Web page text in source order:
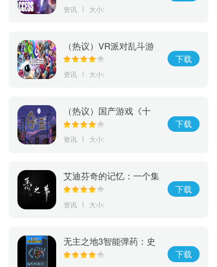
资讯 大小:
（热议）VR派对乱斗游
戏《永恒对决》将于6/7
PICO4和SteamVR登场
资讯 大小:
下载
（热议）国产游戏《十
五》发布预告片，将于5
资讯 大小:
下载
艾迪芬奇的记忆：一个集
冒险、推理、惊险于一身
战！
资讯 大小:
下载
无主之地3智能弹药：史
诗级秘密武器，彻底改变
下载